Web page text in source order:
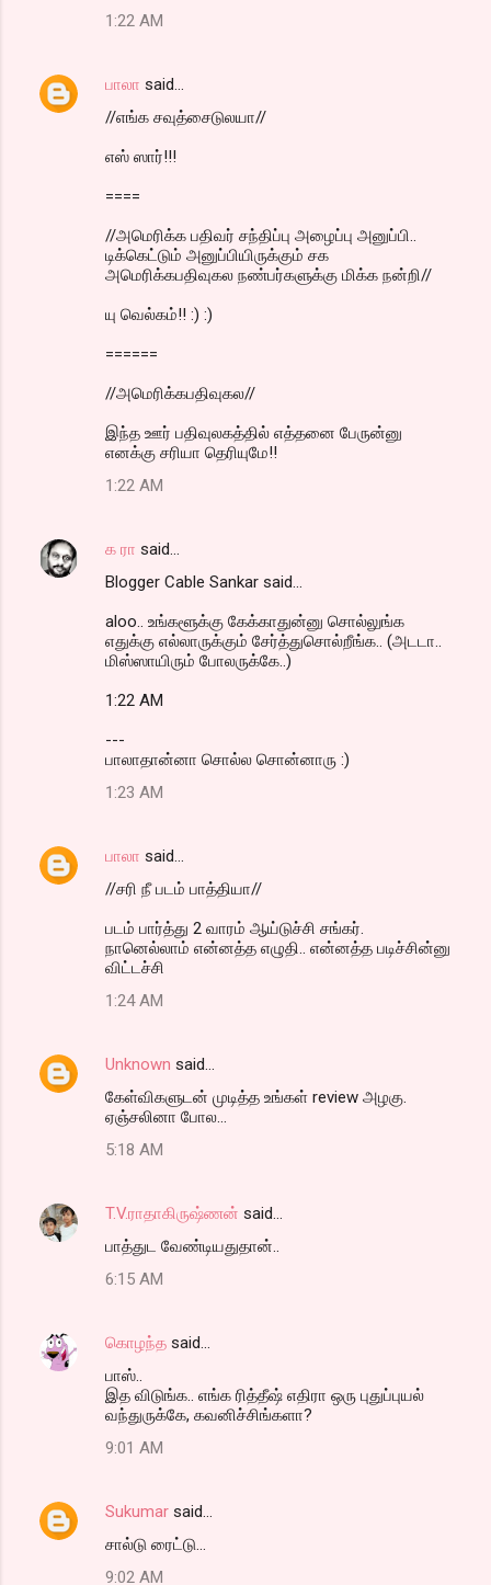
1:22 AM
பாலா said…
//எங்க சவுத்சைடுலயா//
எஸ் ஸார்!!!
====
//அமெரிக்க பதிவர் சந்திப்பு அழைப்பு அனுப்பி..
டிக்கெட்டும் அனுப்பியிருக்கும் சக
அமெரிக்கபதிவுகல நண்பர்களுக்கு மிக்க நன்றி//
யு வெல்கம்!! :) :)
======
//அமெரிக்கபதிவுகல//
இந்த ஊர் பதிவுலகத்தில் எத்தனை பேருன்னு
எனக்கு சரியா தெரியுமே!!
1:22 AM
க ரா said…
Blogger Cable Sankar said...
aloo.. உங்களூக்கு கேக்காதுன்னு சொல்லுங்க
எதுக்கு எல்லாருக்கும் சேர்த்துசொல்றீங்க.. (அடடா..
மிஸ்ஸாயிரும் போலருக்கே..)
1:22 AM
---
பாலாதான்னா சொல்ல சொன்னாரு :)
1:23 AM
பாலா said…
//சரி நீ படம் பாத்தியா//
படம் பார்த்து 2 வாரம் ஆய்டுச்சி சங்கர்.
நானெல்லாம் என்னத்த எழுதி.. என்னத்த படிச்சின்னு
விட்டச்சி
1:24 AM
Unknown said…
கேள்விகளுடன் முடித்த உங்கள் review அழகு.
ஏஞ்சலினா போல...
5:18 AM
T.V.ராதாகிருஷ்ணன் said…
பாத்துட வேண்டியதுதான்..
6:15 AM
கொழந்த said…
பாஸ்..
இத விடுங்க.. எங்க ரித்தீஷ் எதிரா ஒரு புதுப்புயல்
வந்துருக்கே, கவனிச்சிங்களா?
9:01 AM
Sukumar said…
சால்டு ரைட்டு...
9:02 AM